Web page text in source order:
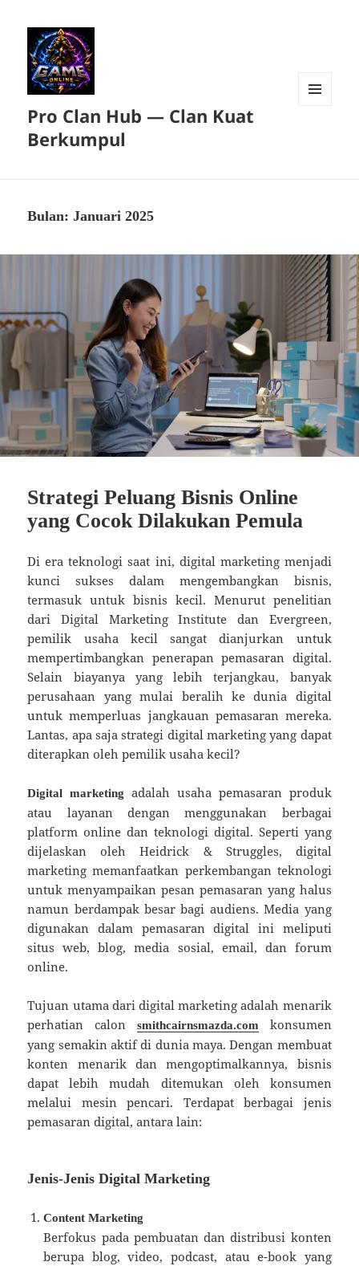
Pro Clan Hub — Clan Kuat
Berkumpul
Bulan:Januari 2025
Strategi Peluang Bisnis Online
yang Cocok Dilakukan Pemula
Di era teknologi saat ini, digital marketing menjadi
kunci sukses dalam mengembangkan bisnis,
termasuk untuk bisnis kecil. Menurut penelitian
dari Digital Marketing Institute dan Evergreen,
pemilik usaha kecil sangat dianjurkan untuk
mempertimbangkan penerapan pemasaran digital.
Selain biayanya yang lebih terjangkau, banyak
perusahaan yang mulai beralih ke dunia digital
untuk memperluas jangkauan pemasaran mereka.
Lantas, apa saja strategi digital marketing yang dapat
diterapkan oleh pemilik usaha kecil?
Digital marketing
adalah usaha pemasaran produk
atau layanan dengan menggunakan berbagai
platform online dan teknologi digital. Seperti yang
dijelaskan oleh Heidrick & Struggles, digital
marketing memanfaatkan perkembangan teknologi
untuk menyampaikan pesan pemasaran yang halus
namun berdampak besar bagi audiens. Media yang
digunakan dalam pemasaran digital ini meliputi
situs web, blog, media sosial, email, dan forum
online.
Tujuan utama dari digital marketing adalah menarik
perhatian calon
smithcairnsmazda.com
konsumen
yang semakin aktif di dunia maya. Dengan membuat
konten menarik dan mengoptimalkannya, bisnis
dapat lebih mudah ditemukan oleh konsumen
melalui mesin pencari. Terdapat berbagai jenis
pemasaran digital, antara lain:
Jenis-Jenis Digital Marketing
Content Marketing
Berfokus pada pembuatan dan distribusi konten
berupa blog, video, podcast, atau e-book yang